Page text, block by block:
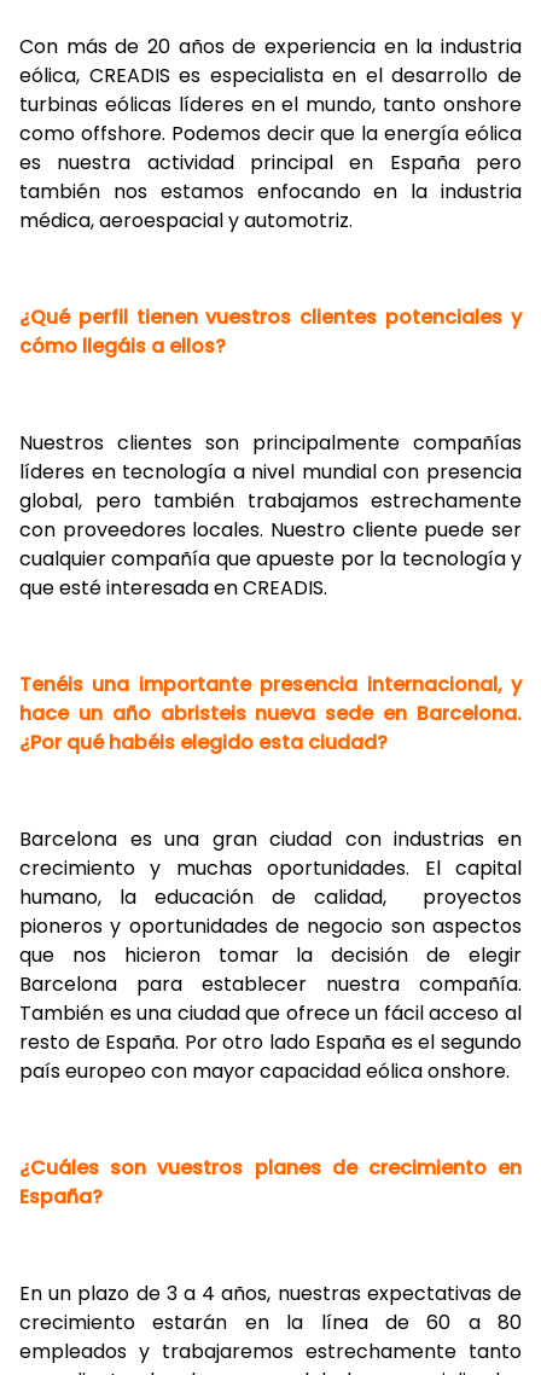
Con más de 20 años de experiencia en la industria
eólica, CREADIS es especialista en el desarrollo de
turbinas eólicas líderes en el mundo, tanto onshore
como offshore. Podemos decir que la energía eólica
es nuestra actividad principal en España pero
también nos estamos enfocando en la industria
médica, aeroespacial y automotriz.
¿Qué perfil tienen vuestros clientes potenciales y
cómo llegáis a ellos?
Nuestros clientes son principalmente compañías
líderes en tecnología a nivel mundial con presencia
global, pero también trabajamos estrechamente
con proveedores locales. Nuestro cliente puede ser
cualquier compañía que apueste por la tecnología y
que esté interesada en CREADIS.
Tenéis una importante presencia internacional, y
hace un año abristeis nueva sede en Barcelona.
¿Por qué habéis elegido esta ciudad?
Barcelona es una gran ciudad con industrias en
crecimiento y muchas oportunidades. El capital
humano, la educación de calidad, proyectos
pioneros y oportunidades de negocio son aspectos
que nos hicieron tomar la decisión de elegir
Barcelona para establecer nuestra compañía.
También es una ciudad que ofrece un fácil acceso al
resto de España. Por otro lado España es el segundo
país europeo con mayor capacidad eólica onshore.
¿Cuáles son vuestros planes de crecimiento en
España?
En un plazo de 3 a 4 años, nuestras expectativas de
crecimiento estarán en la línea de 60 a 80
empleados y trabajaremos estrechamente tanto